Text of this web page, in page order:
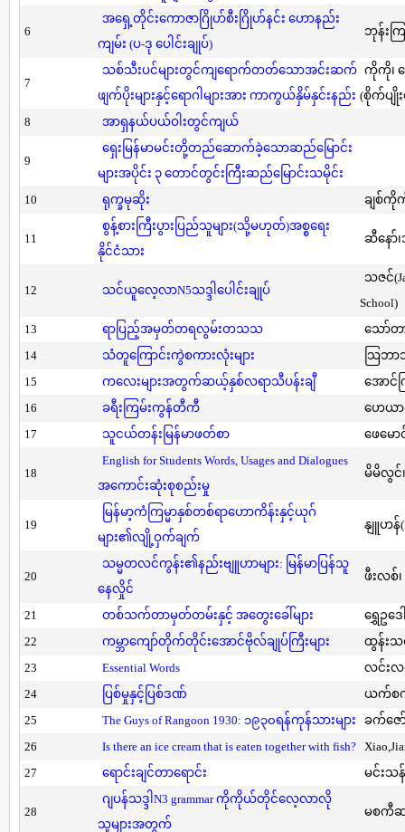
6
အရှေ့တိုင်းကောဇာဂြိုဟ်စီးဂြိုဟ်နင်း ဟောနည်း
ကျမ်း (ပ-ဒု ပေါင်းချုပ်)
ဘုန်းက
7
သစ်သီးပင်များတွင်ကျရောက်တတ်သောအင်းဆက်
ဖျက်ပိုးများနှင့်ရောဂါများအား ကာကွယ်နှိမ်နှင်းနည်း
ကိုကို၊
(စိုက်ပျိုး
8
အာရှနယ်ပယ်ဝါးတွင်ကျယ်
9
ရှေးမြန်မာမင်းတို့တည်ဆောက်ခဲ့သောဆည်မြောင်း
များအပိုင်း ၃ တောင်တွင်းကြီးဆည်မြောင်းသမိုင်း
10
ရုက္ခမုဆိုး ချစ်ကို
11
စွန့်စားကြီးပွားပြည်သူများ(သို့မဟုတ်)အစ္စရေး
နိုင်ငံသား
ဆီနော်၊
12 သင်ယူလေ့လာN5သဒ္ဒါပေါင်းချုပ်
သဇင်
School)
13
ရာပြည့်အမှတ်တရလွမ်းတသသ
သော်တ
14
သံတူကြောင်းကွဲစကားလုံးများ
သြဘာ
15
ကလေးများအတွက်ဆယ့်နှစ်လရာသီပန်းချီ
အောင်
16
ခရီးကြမ်းကွန်တီကီ
ဟေယာ
17
သူငယ်တန်းမြန်မာဖတ်စာ ဖေမော
18
English for Students Words, Usages and Dialogues
အကောင်းဆုံးစုစည်းမှု
မိမိလွင်၊
19
မြန်မာ့ကံကြမ္မာနှစ်တစ်ရာဟောကိန်းနှင့်ယုဂ်
များ၏လျို့ဝှက်ချက်
နျူဟန်
20
သမ္မတလင်ကွန်း၏နည်းဗျူဟာများ: မြန်မာပြန်သူ
နေလှိုင်
ဖီးလစ်
21 တစ်သက်တာမှတ်တမ်းနှင့် အတွေးခေါ်များ
ရွှေဥဒေ
22
ကမ္ဘာကျော်တိုက်တိုင်းအောင်ဗိုလ်ချုပ်ကြီးများ
ထွန်းသ
23
Essential Words
လင်းလ
24
ပြစ်မှုနှင့်ပြစ်ဒဏ်
ယက်စကီ
25
The Guys of Rangoon 1930: ၁၉၃၀ရန်ကုန်သားများ
ခက်ဇေ
26
Is there an ice cream that is eaten together with fish?
27
ရောင်းချင်တာရောင်း မင်းသ
28
ဂျပန်သဒ္ဒါN3 grammar ကိုကိုယ်တိုင်လေ့လာလို
သူများအတွက်
မစကီ